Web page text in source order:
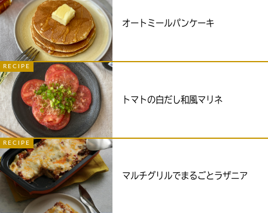
オートミールパンケーキ
RECIPE
トマトの白だし和風マリネ
RECIPE
マルチグリルでまるごとラザニア